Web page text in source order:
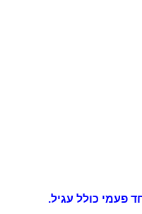
פעמי כולל עגיל.